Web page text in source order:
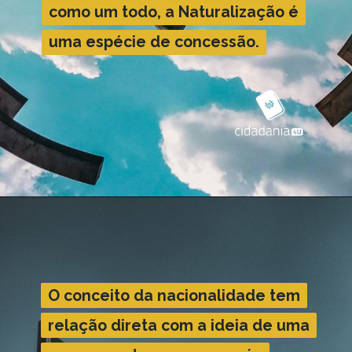
como um todo, a Naturalização é
uma espécie de concessão.
como um todo, a Naturalização é
uma espécie de concessão.
O conceito da nacionalidade tem
relação direta com a ideia de uma
O conceito da nacionalidade tem
relação direta com a ideia de uma